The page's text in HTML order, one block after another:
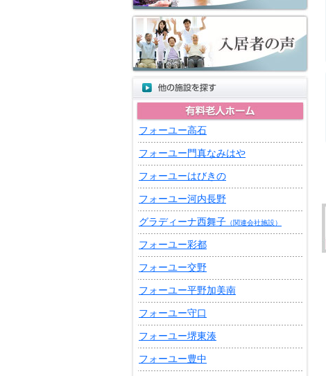
フォーユー高石
フォーユー門真なみはや
フォーユーはびきの
フォーユー河内長野
グラディーナ西舞子 （関連会社施設）
フォーユー彩都
フォーユー交野
フォーユー平野加美南
フォーユー守口
フォーユー堺東湊
フォーユー豊中